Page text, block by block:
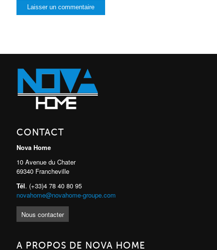
CONTACT
Nova Home
10 Avenue du Chater
69340 Francheville
Tél. (+33)4 78 40 80 95
novahome@novahome-groupe.com
Nous contacter
A PROPOS DE NOVA HOME